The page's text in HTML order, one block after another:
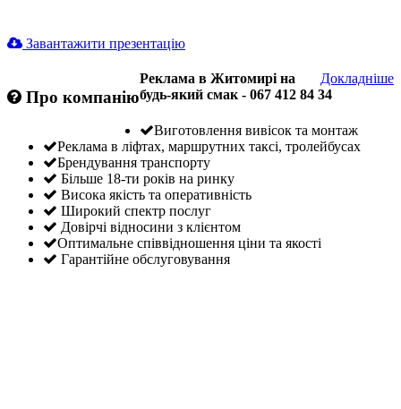
Завантажити презентацію
Про компанію
Докладніше
Реклама в Житомирі на
будь-який смак - 067 412 84 34
Виготовлення вивісок та монтаж
Реклама в ліфтах, маршрутних таксі, тролейбусах
Брендування транспорту
Більше 18-ти років на ринку
Висока якість та оперативність
Широкий спектр послуг
Довірчі відносини з клієнтом
Оптимальне співвідношення ціни та якості
Гарантійне обслуговування